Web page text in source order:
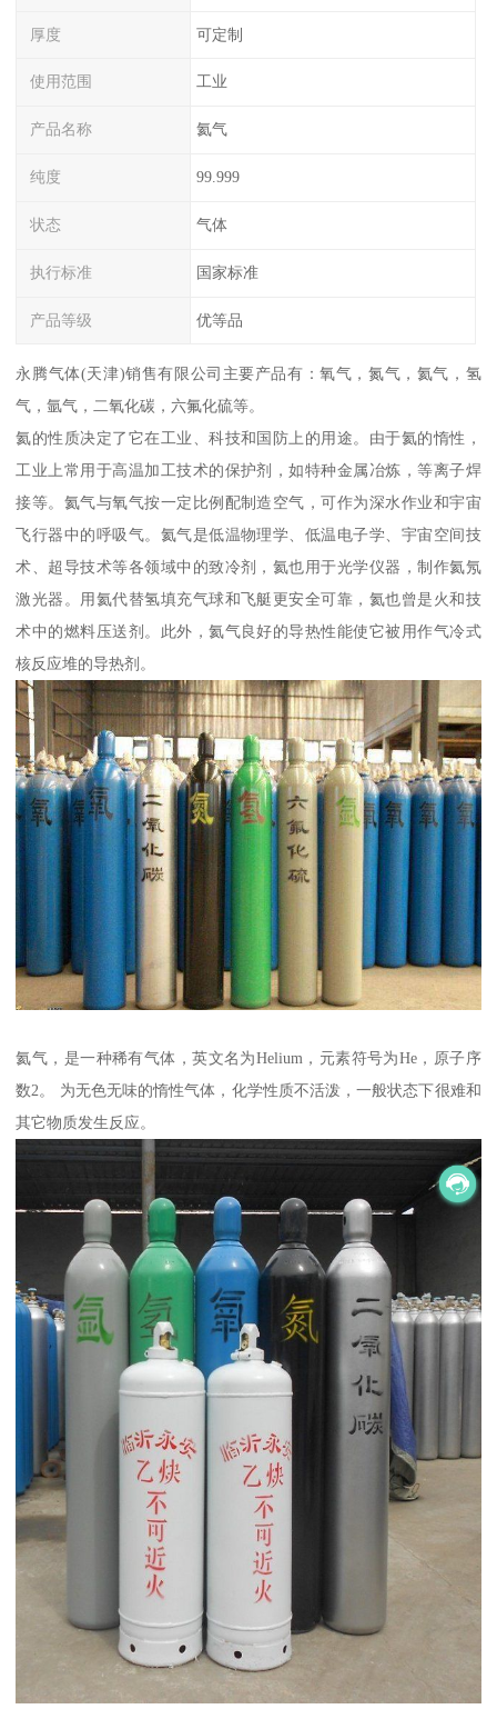
厚度 可定制
使用范围 工业
产品名称 氦气
纯度 99.999
状态 气体
执行标准 国家标准
产品等级 优等品
永腾气体(天津)销售有限公司主要产品有：氧气，氮气，氦气，氢
气，氩气，二氧化碳，六氟化硫等。
氦的性质决定了它在工业、科技和国防上的用途。由于氦的惰性，
工业上常用于高温加工技术的保护剂，如特种金属冶炼，等离子焊
接等。氦气与氧气按一定比例配制造空气，可作为深水作业和宇宙
飞行器中的呼吸气。氦气是低温物理学、低温电子学、宇宙空间技
术、超导技术等各领域中的致冷剂，氦也用于光学仪器，制作氦氖
激光器。用氦代替氢填充气球和飞艇更安全可靠，氦也曾是火和技
术中的燃料压送剂。此外，氦气良好的导热性能使它被用作气冷式
核反应堆的导热剂。
氦气，是一种稀有气体，英文名为Helium，元素符号为He，原子序
数2。 为无色无味的惰性气体，化学性质不活泼，一般状态下很难和
其它物质发生反应。